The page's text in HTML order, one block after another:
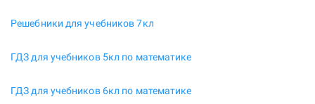
Решебники для учебников 7кл
ГДЗ для учебников 5кл по математике
ГДЗ для учебников 6кл по математике